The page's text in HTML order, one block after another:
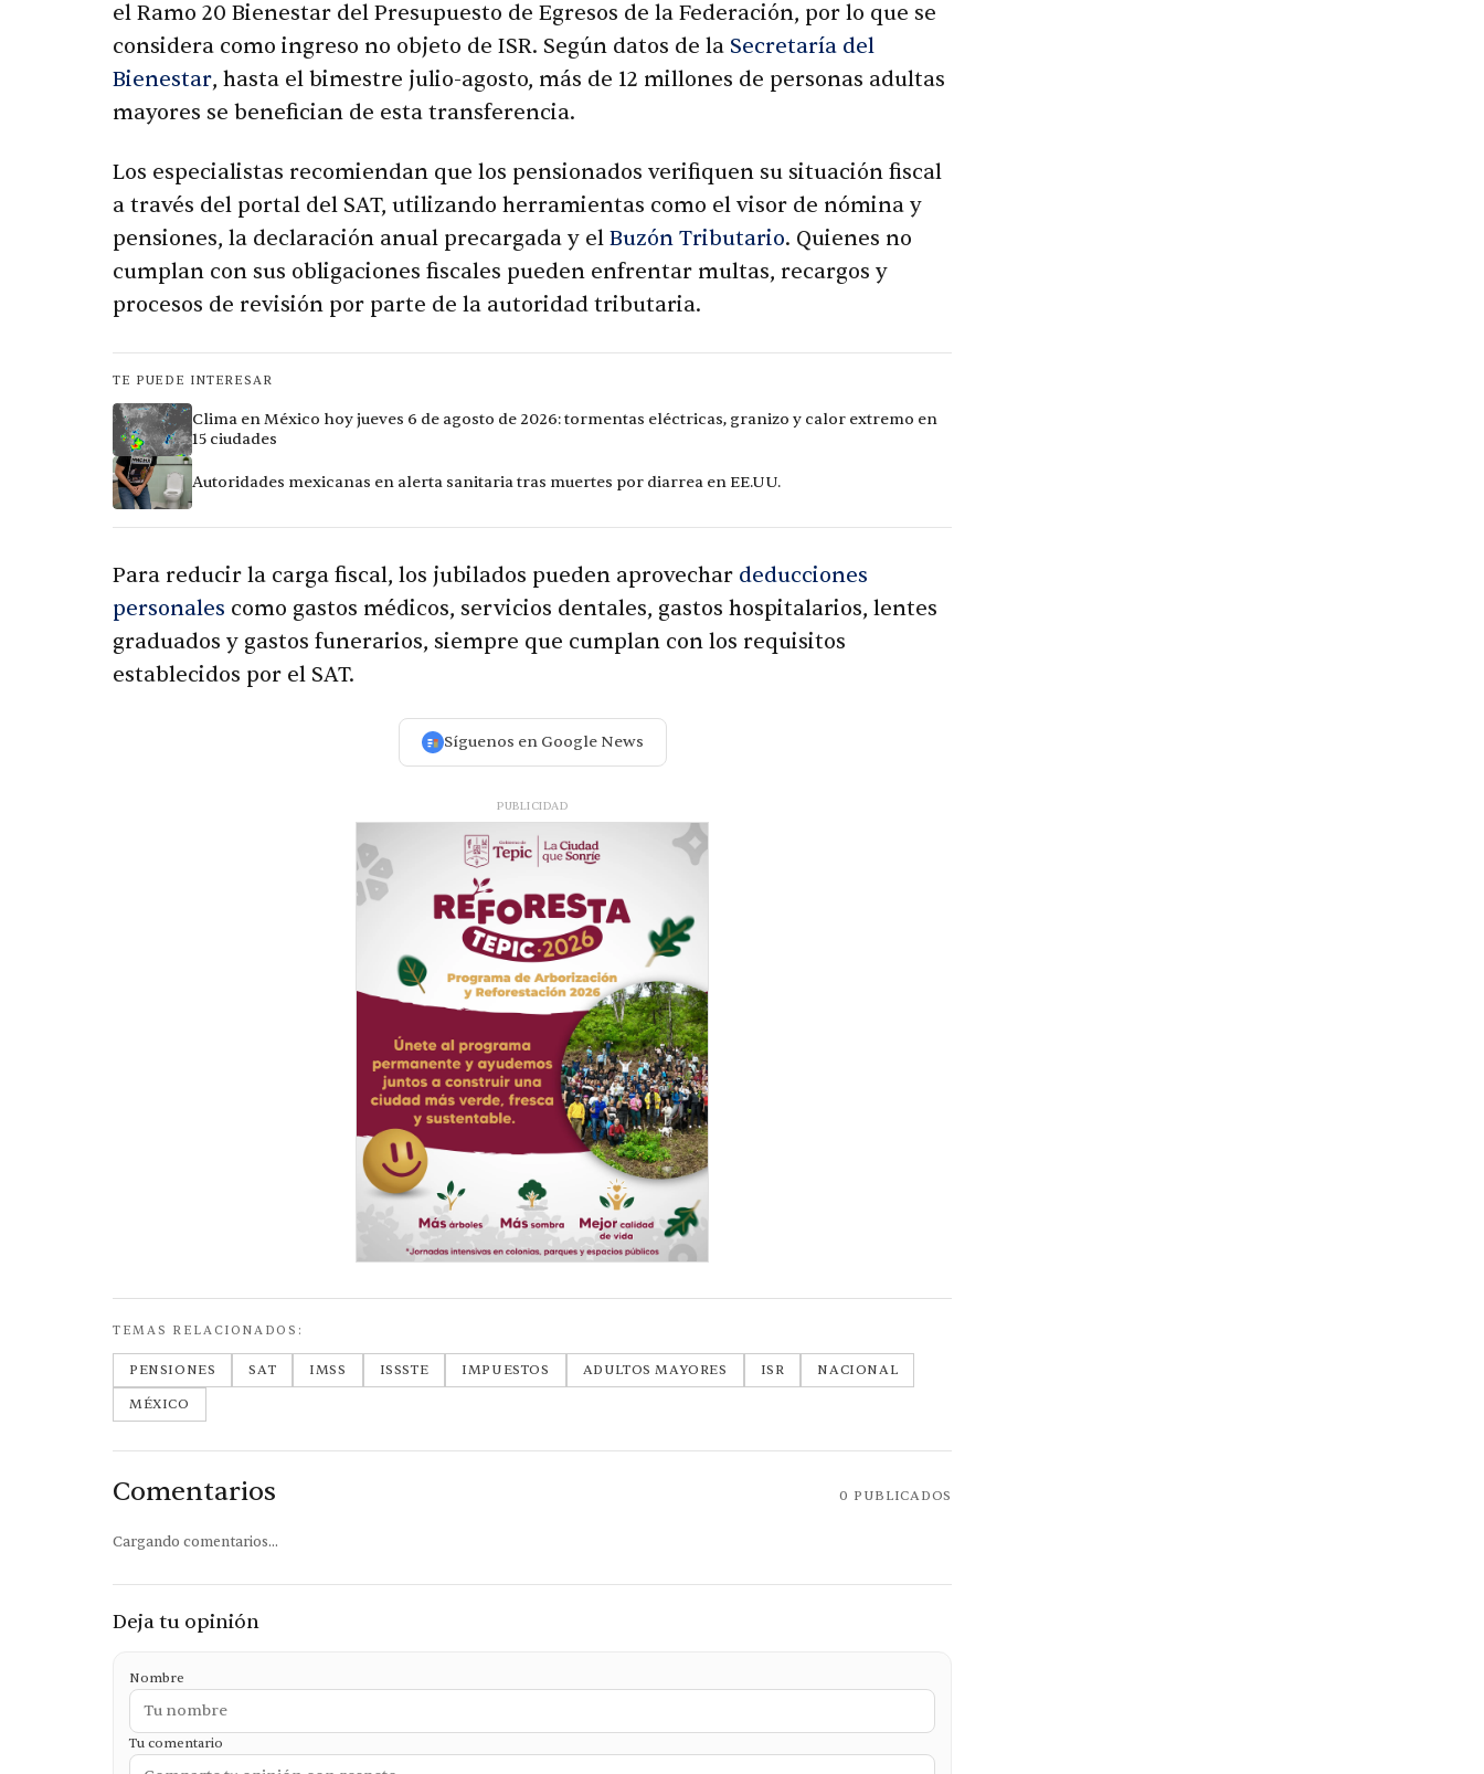
el Ramo 20 Bienestar del Presupuesto de Egresos de la Federación, por lo que se
considera como ingreso no objeto de ISR. Según datos de la Secretaría del
Bienestar, hasta el bimestre julio-agosto, más de 12 millones de personas adultas
mayores se benefician de esta transferencia.
Los especialistas recomiendan que los pensionados verifiquen su situación fiscal
a través del portal del SAT, utilizando herramientas como el visor de nómina y
pensiones, la declaración anual precargada y el Buzón Tributario. Quienes no
cumplan con sus obligaciones fiscales pueden enfrentar multas, recargos y
procesos de revisión por parte de la autoridad tributaria.
TE PUEDE INTERESAR
Clima en México hoy jueves 6 de agosto de 2026: tormentas eléctricas, granizo y calor extremo en
15 ciudades
Autoridades mexicanas en alerta sanitaria tras muertes por diarrea en EE.UU.
Para reducir la carga fiscal, los jubilados pueden aprovechar deducciones
personales como gastos médicos, servicios dentales, gastos hospitalarios, lentes
graduados y gastos funerarios, siempre que cumplan con los requisitos
establecidos por el SAT.
Síguenos en Google News
PUBLICIDAD
TEMAS RELACIONADOS:
PENSIONES SAT IMSS ISSSTE IMPUESTOS ADULTOS MAYORES ISR
NACIONAL
MÉXICO
Comentarios 0 PUBLICADOS
Cargando comentarios...
Deja tu opinión
Nombre
Tu comentario